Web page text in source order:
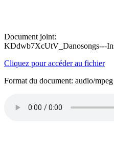
Document joint:
KDdwb7XcUtV_Danosongs---
Cliquez pour accéder au fichier
Format du document: audio/mpeg